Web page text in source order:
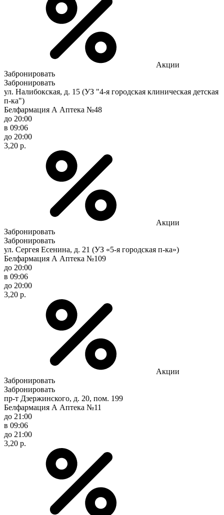
Акции
Забронировать
Забронировать
ул. Налибокская, д. 15 (УЗ "4-я городская клиническая детская
п-ка")
Белфармация А Аптека №48
до 20:00
в 09:06
до 20:00
3,20 р.
Акции
Забронировать
Забронировать
ул. Сергея Есенина, д. 21 (УЗ «5-я городская п-ка»)
Белфармация А Аптека №109
до 20:00
в 09:06
до 20:00
3,20 р.
Акции
Забронировать
Забронировать
пр-т Дзержинского, д. 20, пом. 199
Белфармация А Аптека №11
до 21:00
в 09:06
до 21:00
3,20 р.